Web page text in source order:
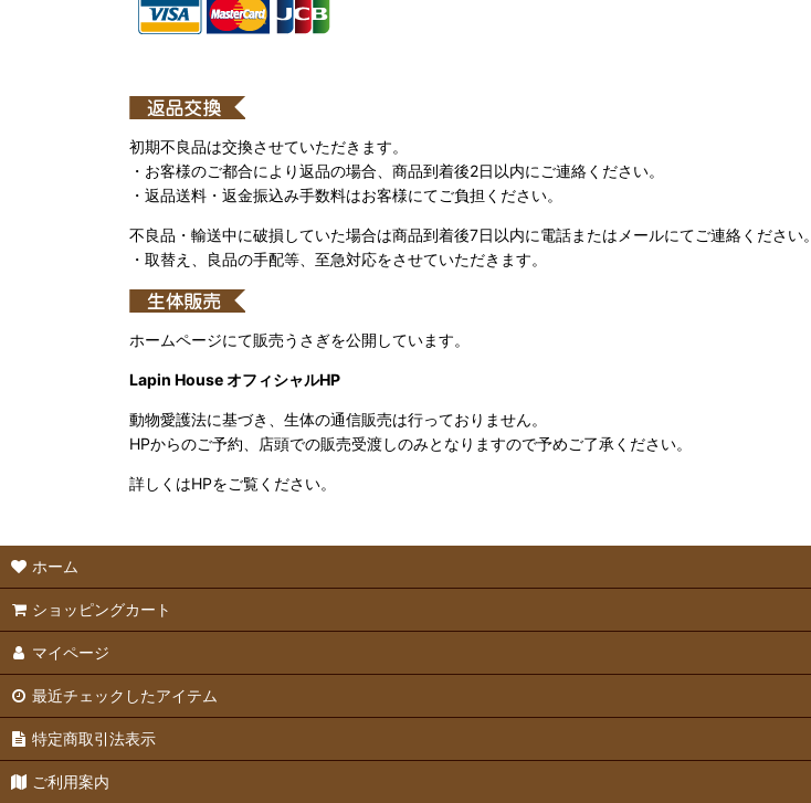
初期不良品は交換させていただきます。
・お客様のご都合により返品の場合、商品到着後2日以内にご連絡ください。
・返品送料・返金振込み手数料はお客様にてご負担ください。
不良品・輸送中に破損していた場合は商品到着後7日以内に電話またはメールにてご連絡ください。
・取替え、良品の手配等、至急対応をさせていただきます。
ホームページにて販売うさぎを公開しています。
Lapin House オフィシャルHP
動物愛護法に基づき、生体の通信販売は行っておりません。
HPからのご予約、店頭での販売受渡しのみとなりますので予めご了承ください。
詳しくはHPをご覧ください。
ホーム
ショッピングカート
マイページ
最近チェックしたアイテム
特定商取引法表示
ご利用案内